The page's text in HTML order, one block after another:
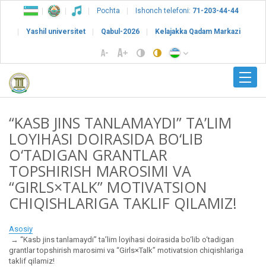
Pochta Ishonch telefoni: 71-203-44-44
Yashil universitet Qabul-2026 Kelajakka Qadam Markazi
“KASB JINS TANLAMAYDI” TA’LIM
LOYIHASI DOIRASIDA BO‘LIB
O‘TADIGAN GRANTLAR
TOPSHIRISH MAROSIMI VA
“GIRLS×TALK” MOTIVATSION
CHIQISHLARIGA TAKLIF QILAMIZ!
Asosiy
“Kasb jins tanlamaydi” ta’lim loyihasi doirasida bo‘lib o‘tadigan
grantlar topshirish marosimi va “Girls×Talk” motivatsion chiqishlariga
taklif qilamiz!